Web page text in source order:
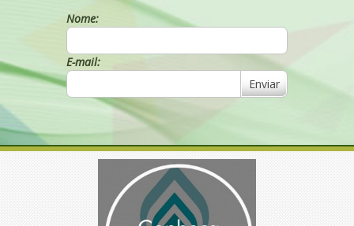
Nome:
E-mail:
Enviar